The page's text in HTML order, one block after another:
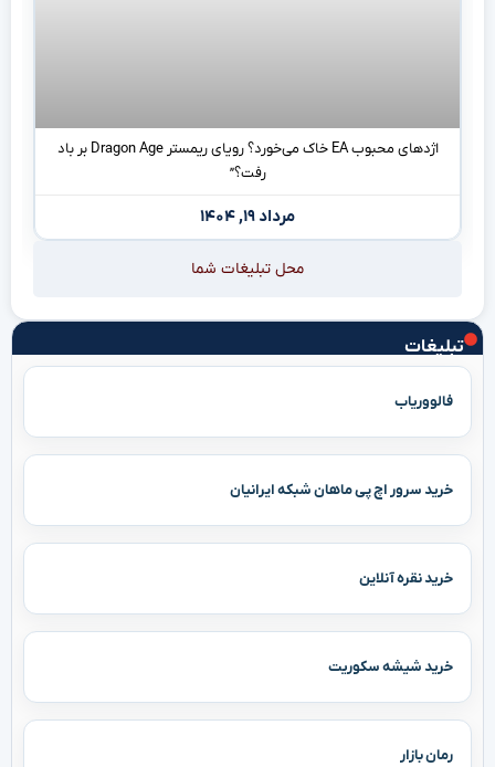
تبلیغات
فالووریاب
خرید سرور اچ پی ماهان شبکه ایرانیان
خرید نقره آنلاین
خرید شیشه سکوریت
رمان بازار
اژدهای محبوب EA خاک می‌خورد؟ رویای ریمستر Dragon Age بر باد
رفت؟”
مرداد ۱۹, ۱۴۰۴
محل تبلیغات شما